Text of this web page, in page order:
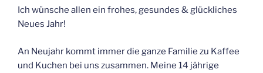
Ich wünsche allen ein frohes, gesundes & glückliches
Neues Jahr!
An Neujahr kommt immer die ganze Familie zu Kaffee
und Kuchen bei uns zusammen. Meine 14 jährige